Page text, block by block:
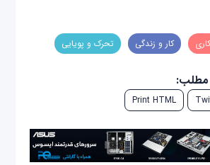
کار و زندگی تحرک و پویایی
مطلب:
Print HTML